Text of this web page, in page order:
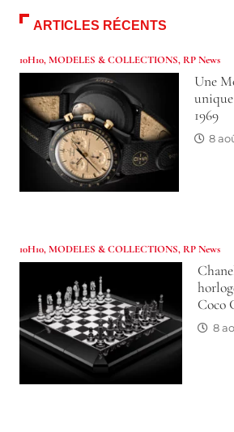
ARTICLES RÉCENTS
10H10,MODELES & COLLECTIONS, RP News
Une
unique
1969
8
10H10,MODELES & COLLECTIONS, RP News
Coco
8